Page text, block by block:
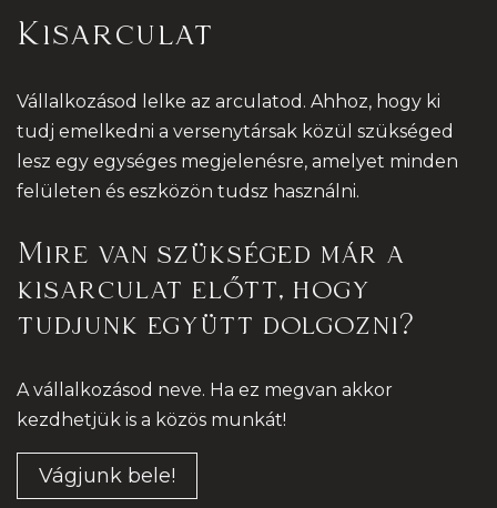
Kisarculat
Vállalkozásod lelke az arculatod. Ahhoz, hogy ki
tudj emelkedni a versenytársak közül szükséged
lesz egy egységes megjelenésre, amelyet minden
felületen és eszközön tudsz használni.
Mire van szükséged már a
kisarculat előtt, hogy
tudjunk együtt dolgozni?
A vállalkozásod neve. Ha ez megvan akkor
kezdhetjük is a közös munkát!
Vágjunk bele!